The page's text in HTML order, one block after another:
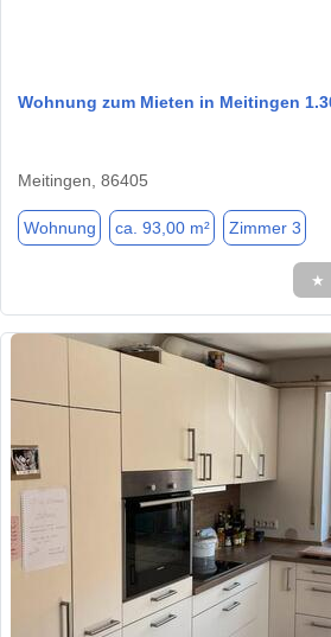
Wohnung zum Mieten in Meitingen
Meitingen, 86405
Wohnung ca. 93,00 m² Zimmer 3
★